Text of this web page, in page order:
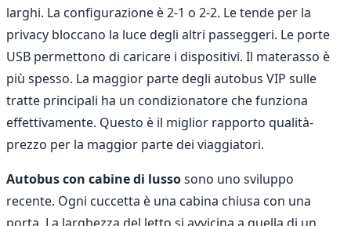
larghi. La configurazione è 2-1 o 2-2. Le tende per la
privacy bloccano la luce degli altri passeggeri. Le porte
USB permettono di caricare i dispositivi. Il materasso è
più spesso. La maggior parte degli autobus VIP sulle
tratte principali ha un condizionatore che funziona
effettivamente. Questo è il miglior rapporto qualità-
prezzo per la maggior parte dei viaggiatori.
Autobus con cabine di lussosono uno sviluppo
recente. Ogni cuccetta è una cabina chiusa con una